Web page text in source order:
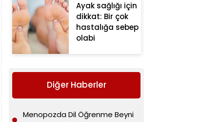
Ayak sağlığı için
dikkat: Bir çok
hastalığa sebep
olabi
Diğer Haberler
Menopozda Dil Öğrenme Beyni